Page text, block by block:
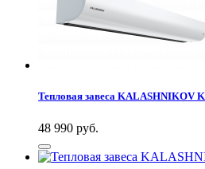
Тепловая завеса KALASHNIKOV
48 990 руб.